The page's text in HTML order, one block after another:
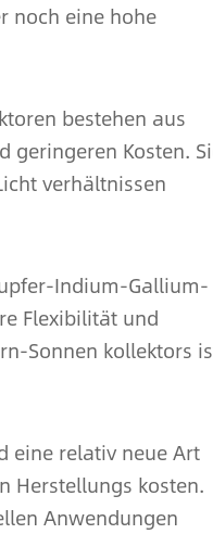
noch eine hohe
bestehen aus
Kosten.
verhältnissen
Indium-Gallium-
Flexibilität und
Sonnen kollektors
eine relativ neue Art
Herstellungs kosten.
Anwendungen